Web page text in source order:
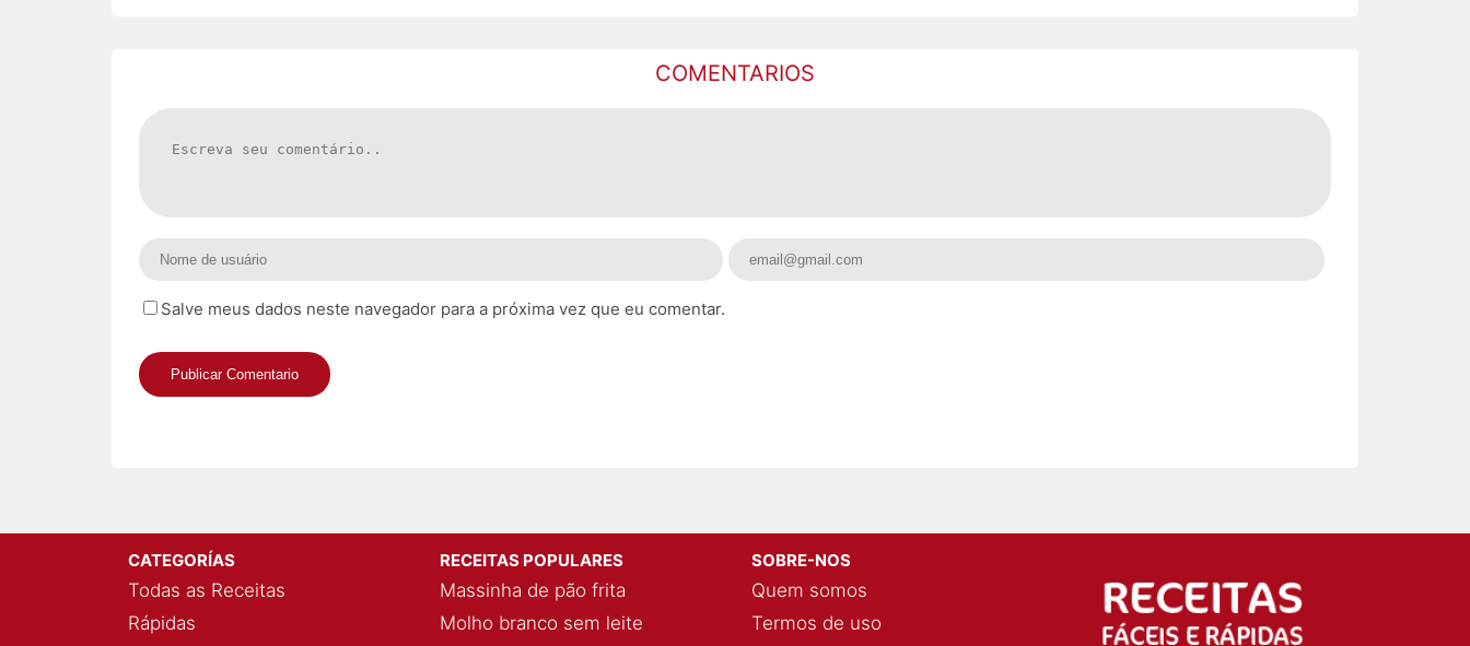
COMENTARIOS
Salve meus dados neste navegador para a próxima vez que eu comentar.
CATEGORÍAS
Todas as Receitas
Rápidas
RECEITAS POPULARES
Massinha de pão frita
Molho branco sem leite
SOBRE-NOS
Quem somos
Termos de uso